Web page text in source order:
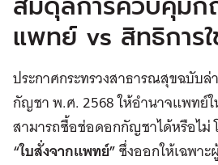
แพทย์ vs สิทธิการใ
ประกาศกระทรวงสาธารณสุขฉบับ
กัญชา พ.ศ. 2568 ให้อำนาจแพทย์
สามารถซื้อช่อดอกกัญชาได้หรือไม่
“ใบสั่งจากแพทย์”ซึ่งออกให้เฉพา